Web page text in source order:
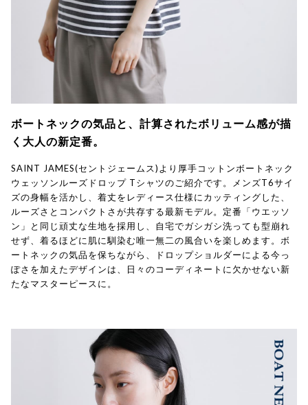
ボートネックの気品と、計算されたボリューム感が描
く大人の新定番。
SAINT JAMES(セントジェームス)より厚手コットンボートネック
ウェッソンルーズドロップ Tシャツのご紹介です。メンズT6サイ
ズの身幅を活かし、着丈をレディース仕様にカッティングした、
ルーズさとコンパクトさが共存する最新モデル。定番「ウエッソ
ン」と同じ頑丈な生地を採用し、自宅でガシガシ洗っても型崩れ
せず、着るほどに肌に馴染む唯一無二の風合いを楽しめます。ボ
ートネックの気品を保ちながら、ドロップショルダーによる今っ
ぽさを加えたデザインは、日々のコーディネートに欠かせない新
たなマスターピースに。